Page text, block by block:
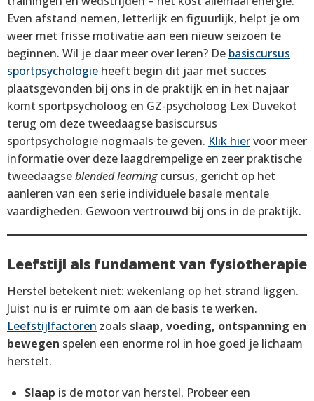
Even afstand nemen, letterlijk en figuurlijk, helpt je om
weer met frisse motivatie aan een nieuw seizoen te
beginnen. Wil je daar meer over leren? De basiscursus
sportpsychologie heeft begin dit jaar met succes
plaatsgevonden bij ons in de praktijk en in het najaar
komt sportpsycholoog en GZ-psycholoog Lex Duvekot
terug om deze tweedaagse basiscursus
sportpsychologie nogmaals te geven. Klik hiervoor meer
informatie over deze laagdrempelige en zeer praktische
tweedaagseblended learningcursus, gericht op het
aanleren van een serie individuele basale mentale
vaardigheden. Gewoon vertrouwd bij ons in de praktijk.
Leefstijl als fundament van fysiotherapie
Herstel betekent niet: wekenlang op het strand liggen.
Juist nu is er ruimte om aan de basis te werken.
Leefstijlfactoren zoals slaap, voeding, ontspanning en
bewegen spelen een enorme rol in hoe goed je lichaam
herstelt.
Slaap is de motor van herstel. Probeer een